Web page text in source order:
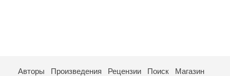
Авторы Произведения Рецензии Поиск
Магазин